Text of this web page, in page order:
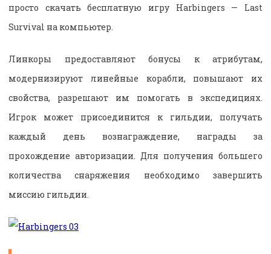
просто скачать бесплатную игру Harbingers — Last
Survival на компьютер.
Линкоры предоставляют бонусы к атрибутам,
модернизируют линейные корабли, повышают их
свойства, разрешают им помогать в экспедициях.
Игрок может присоединится к гильдии, получать
каждый день вознаграждение, награды за
прохождение авторизации. Для получения большего
количества снаряжения необходимо завершить
миссию гильдии.